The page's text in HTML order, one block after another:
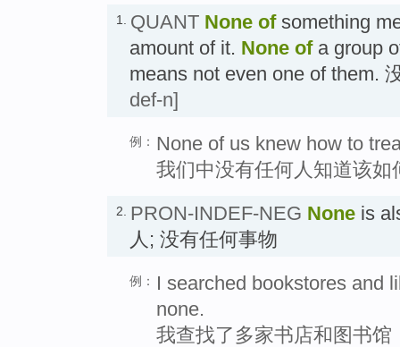
1. QUANT None ofsomething
amount of it. None ofa group
means not even one of them.
def-n]
例： None of us knew how to
我们中没有任何人知道该如
2. PRON-INDEF-NEG None is
人; 没有任何事物
例：
I searched bookstores and
none.
我查找了多家书店和图书